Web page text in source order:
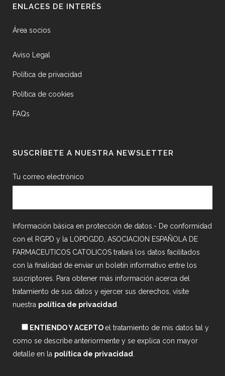
ENLACES DE INTERÉS
Área socios
Aviso Legal
Política de privacidad
Política de cookies
FAQs
SUSCRÍBETE A NUESTRA NEWSLETTER
Tu correo electrónico
Información básica en protección de datos.- De conformidad
con el RGPD y la LOPDGDD, ASOCIACION ESPAÑOLA DE
FARMACEUTICOS CATOLICOS tratará los datos facilitados
con la finalidad de enviar un boletín informativo entre los
suscriptores. Para obtener más información acerca del
tratamiento de sus datos y ejercer sus derechos, visite
nuestra política de privacidad
ENTIENDO Y ACEPTOel tratamiento de mis datos tal y
como se describe anteriormente y se explica con mayor
detalle en la política de privacidad